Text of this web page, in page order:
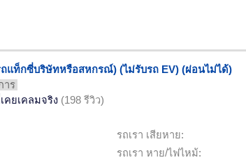
แท็กซี่บริษัทหรือสหกรณ์) (ไม่รับรถ EV) (ผ่อนไม่ได้)
าร
คยเคลมจริง (198 รีวิว)
รถเรา เสียหาย:
รถเรา หาย/ไฟไหม้: